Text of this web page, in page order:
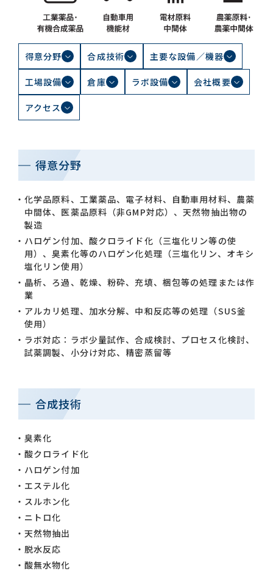
得意分野 合成技術 主要な設備／機器
工場設備 倉庫 ラボ設備 会社概要
アクセス
得意分野
化学品原料、工業薬品、電子材料、自動車用材料、農薬
中間体、医薬品原料（非GMP対応）、天然物抽出物の
製造
ハロゲン付加、酸クロライド化（三塩化リン等の使
用）、臭素化等のハロゲン化処理（三塩化リン、オキシ
塩化リン使用）
晶析、ろ過、乾燥、粉砕、充填、梱包等の処理または作
業
アルカリ処理、加水分解、中和反応等の処理（SUS釜
使用）
ラボ対応：ラボ少量試作、合成検討、プロセス化検討、
試薬調製、小分け対応、精密蒸留等
合成技術
臭素化
酸クロライド化
ハロゲン付加
エステル化
スルホン化
ニトロ化
天然物抽出
脱水反応
酸無水物化